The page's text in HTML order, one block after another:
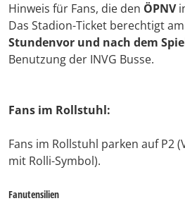
Hinweis für Fans, die den ÖPNV
Das Stadion-Ticket berechtigt
Stundenvor und nach dem
Benutzung der INVG Busse.
Fans im Rollstuhl:
Fans im Rollstuhl parken auf P2
mit Rolli-Symbol).
Fanutensilien